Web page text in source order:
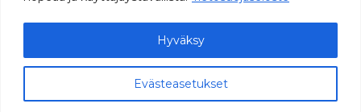
Evästeasetukset
Hyväksy
© 2026 Sodan ja rauhan keskus Muisti